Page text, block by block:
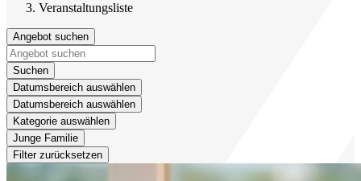
Veranstaltungsliste
Angebot suchen
Suchen
Datumsbereich auswählen
Datumsbereich auswählen
Kategorie auswählen
Junge Familie
Filter zurücksetzen